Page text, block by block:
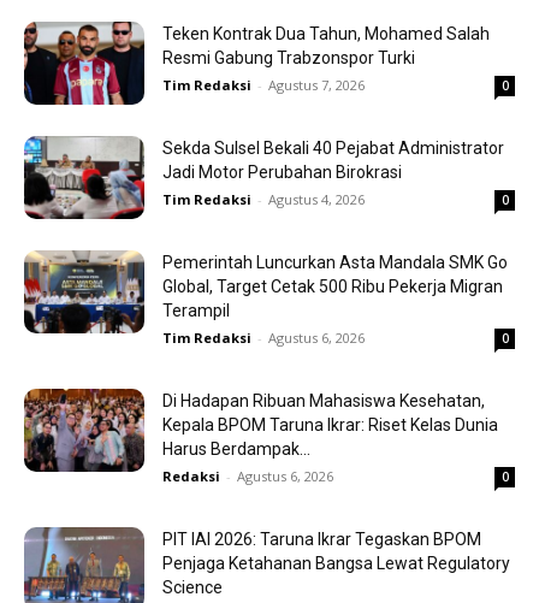
Teken Kontrak Dua Tahun, Mohamed Salah
Resmi Gabung Trabzonspor Turki
Tim Redaksi - Agustus 7, 2026 0
Sekda Sulsel Bekali 40 Pejabat Administrator
Jadi Motor Perubahan Birokrasi
Tim Redaksi - Agustus 4, 2026 0
Pemerintah Luncurkan Asta Mandala SMK Go
Global, Target Cetak 500 Ribu Pekerja Migran
Terampil
Tim Redaksi - Agustus 6, 2026 0
Di Hadapan Ribuan Mahasiswa Kesehatan,
Kepala BPOM Taruna Ikrar: Riset Kelas Dunia
Harus Berdampak...
Redaksi - Agustus 6, 2026 0
PIT IAI 2026: Taruna Ikrar Tegaskan BPOM
Penjaga Ketahanan Bangsa Lewat Regulatory
Science